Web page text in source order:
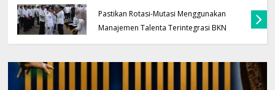
Pastikan Rotasi-Mutasi Menggunakan
Manajemen Talenta Terintegrasi BKN